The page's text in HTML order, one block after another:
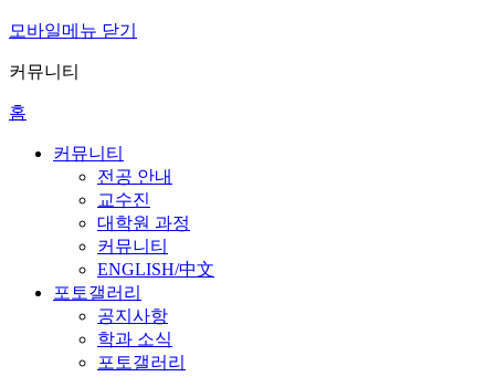
모바일메뉴 닫기
커뮤니티
홈
커뮤니티
전공 안내
교수진
대학원 과정
커뮤니티
ENGLISH/中文
포토갤러리
공지사항
학과 소식
포토갤러리